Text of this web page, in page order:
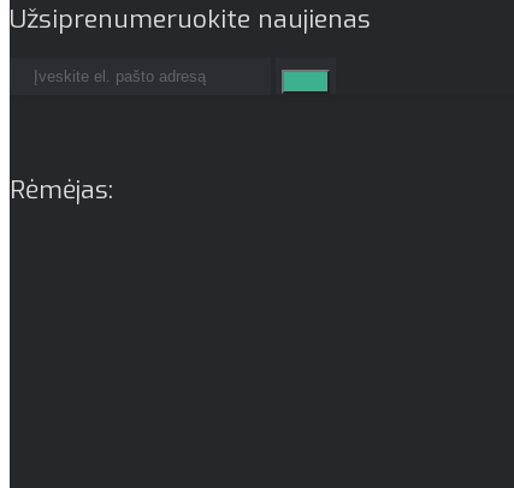
Užsiprenumeruokite naujienas
Rėmėjas: